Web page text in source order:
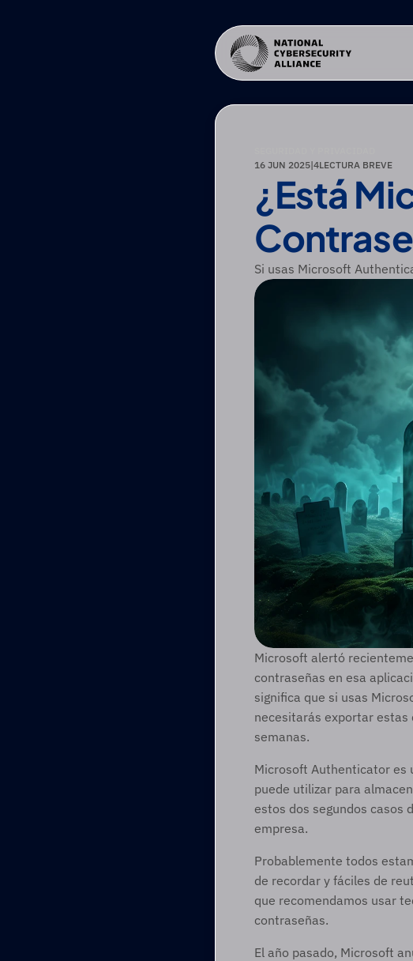
16 JUN 2025|4LECTURA BREVE
¿Está
Si usas Microsoft
Microsoft alertó
contraseñas en esa
significa que si usas
necesitarás exportar
semanas.
Microsoft Authenticator es
puede utilizar para
estos dos segundos casos
empresa.
Probablemente todos
de recordar y fáciles de
que recomendamos usar
contraseñas.
El año pasado, Microsoft